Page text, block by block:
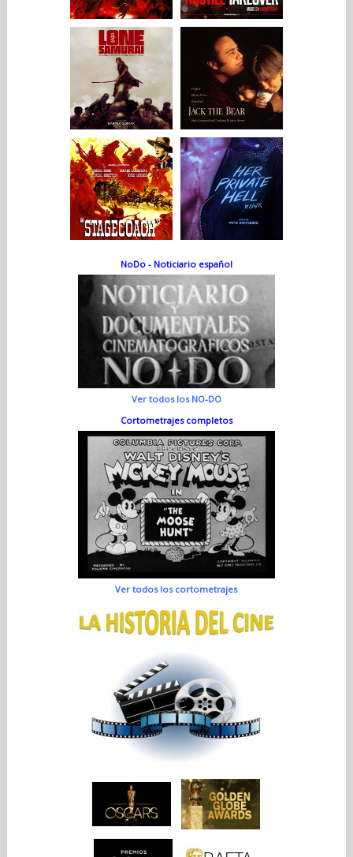
NoDo - Noticiario español
Ver todos los NO-DO
Cortometrajes completos
Ver todos los cortometrajes